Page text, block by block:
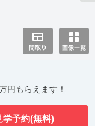
円もらえます！
学予約(無料)